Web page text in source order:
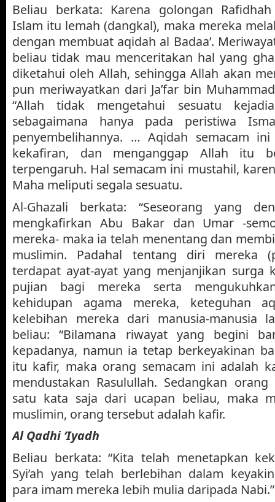
Beliau berkata: Karena golongan
Islam itu lemah (dangkal), maka mereka
dengan membuat aqidah al Badaa’.
beliau tidak mau menceritakan hal yang
diketahui oleh Allah, sehingga Allah akan
pun meriwayatkan dari Ja’far bin
“Allah tidak mengetahui sesuatu
sebagaimana hanya pada peristiwa
penyembelihannya. … Aqidah semacam
kekafiran, dan menganggap Allah itu
terpengaruh. Hal semacam ini mustahil,
Maha meliputi segala sesuatu.
Al-Ghazali berkata: “Seseorang yang
mengkafirkan Abu Bakar dan Umar -
mereka- maka ia telah menentang dan
muslimin. Padahal tentang diri mereka
terdapat ayat-ayat yang menjanjikan surga
pujian bagi mereka serta
kehidupan agama mereka, keteguhan
kelebihan mereka dari manusia-manusia
beliau: “Bilamana riwayat yang begini
kepadanya, namun ia tetap berkeyakinan
itu kafir, maka orang semacam ini adalah
mendustakan Rasulullah. Sedangkan
satu kata saja dari ucapan beliau, maka
muslimin, orang tersebut adalah kafir.
Al Qadhi ‘Iyadh
Beliau berkata: “Kita telah menetapkan
Syi’ah yang telah berlebihan dalam
para imam mereka lebih mulia daripada Nabi.”